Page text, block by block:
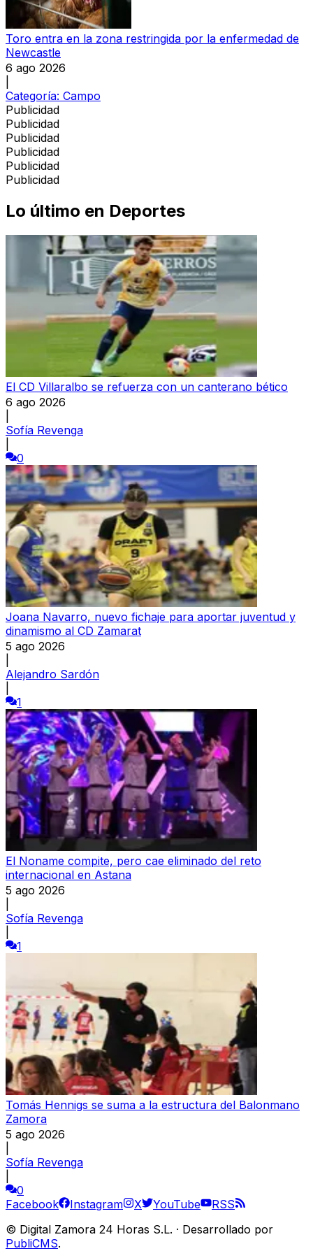
Toro entra en la zona restringida por la enfermedad de
Newcastle
6 ago 2026
Categoría: Campo
Publicidad
Publicidad
Publicidad
Publicidad
Publicidad
Publicidad
Lo último en Deportes
El CD Villaralbo se refuerza con un canterano bético
6 ago 2026
Sofía Revenga
0
Joana Navarro, nuevo fichaje para aportar juventud y
dinamismo al CD Zamarat
5 ago 2026
Alejandro Sardón
1
El Noname compite, pero cae eliminado del reto
internacional en Astana
5 ago 2026
Sofía Revenga
1
Tomás Hennigs se suma a la estructura del Balonmano
Zamora
5 ago 2026
Sofía Revenga
0
Facebook
Instagram X YouTube
RSS
© Digital Zamora 24 Horas S.L. · Desarrollado por
PubliCMS.